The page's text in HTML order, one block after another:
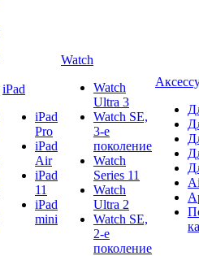
iPad
iPad
Pro
iPad
Air
iPad
11
iPad
mini
Watch
Watch
Ultra 3
Watch SE,
3-е
поколение
Watch
Series 11
Watch
Ultra 2
Watch SE,
2-е
поколение